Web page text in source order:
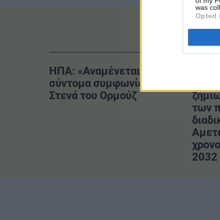
was
Opted
ΗΠΑ: «Αναμένεται
σύντομα συμφωνία» για τα
Στενά του Ορμούζ
Ν.
των
2032